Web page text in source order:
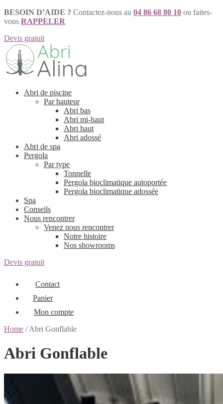
BESOIN D’AIDE ? Contactez-nous au 04 86 68 80 10 ou faites-
vous RAPPELER
Devis gratuit
Aller
à
la
navigation
Aller
au
contenu
Abri de piscine
Par hauteur
Abri bas
Abri mi-haut
Abri haut
Abri adossé
Abri de spa
Pergola
Par type
Tonnelle
Pergola bioclimatique autoportée
Pergola bioclimatique adossée
Spa
Conseils
Nous rencontrer
Venez nous rencontrer
Notre histoire
Nos showrooms
Devis gratuit
Contact
Panier
Mon compte
Home / Abri Gonflable
Abri Gonflable